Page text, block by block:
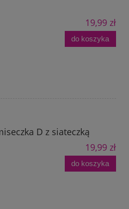
19,99 zł
do koszyka
D z siateczką
19,99 zł
do koszyka